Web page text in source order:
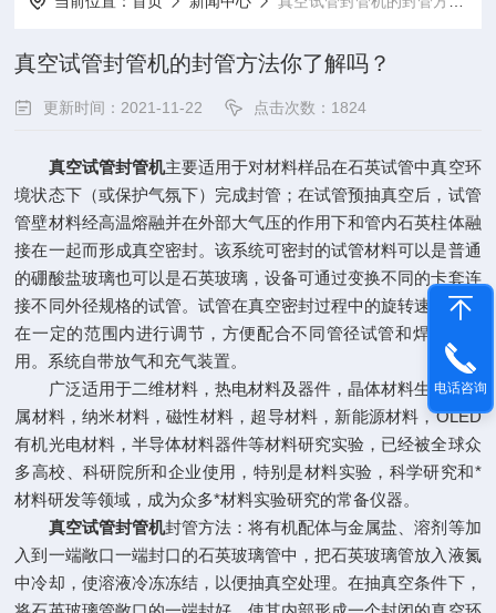
真空试管封管机的封管方法你了解吗？
更新时间：2021-11-22 点击次数：1824
真空试管封管机主要适用于对材料样品在石英试管中真空环
境状态下（或保护气氛下）完成封管；在试管预抽真空后，试管
管壁材料经高温熔融并在外部大气压的作用下和管内石英柱体融
接在一起而形成真空密封。该系统可密封的试管材料可以是普通
的硼酸盐玻璃也可以是石英玻璃，设备可通过变换不同的卡套连
接不同外径规格的试管。试管在真空密封过程中的旋转速度可以
在一定的范围内进行调节，方便配合不同管径试管和焊枪的使
用。系统自带放气和充气装置。
广泛适用于二维材料，热电材料及器件，晶体材料生长，金
属材料，纳米材料，磁性材料，超导材料，新能源材料，OLED
有机光电材料，半导体材料器件等材料研究实验，已经被全球众
多高校、科研院所和企业使用，特别是材料实验，科学研究和*
材料研发等领域，成为众多*材料实验研究的常备仪器。
真空试管封管机封管方法：将有机配体与金属盐、溶剂等加
入到一端敞口一端封口的石英玻璃管中，把石英玻璃管放入液氮
中冷却，使溶液冷冻冻结，以便抽真空处理。在抽真空条件下，
电话咨询